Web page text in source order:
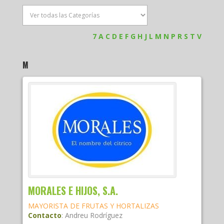
7 A C D E F G H J L M N P R S T V
M
MORALES E HIJOS, S.A.
MAYORISTA DE FRUTAS Y HORTALIZAS
Contacto: Andreu Rodríguez